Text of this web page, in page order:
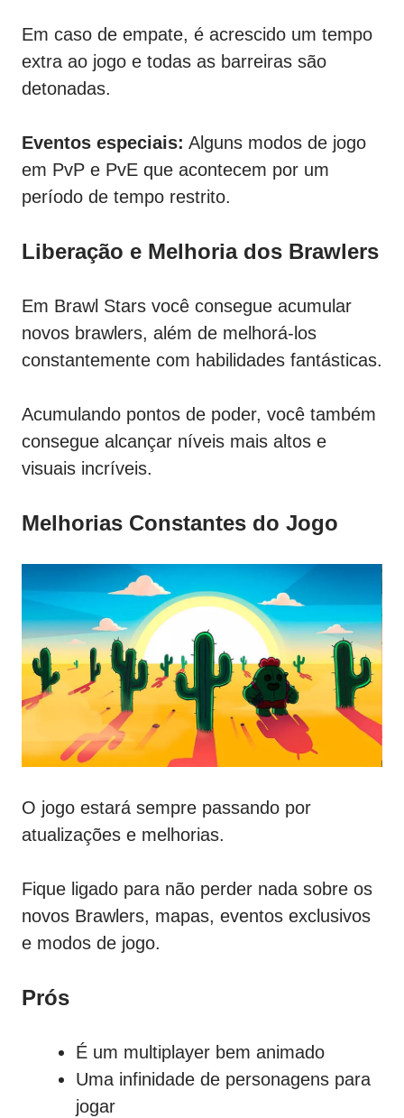
Em caso de empate, é acrescido um tempo
extra ao jogo e todas as barreiras são
detonadas.
Eventos especiais: Alguns modos de jogo
em PvP e PvE que acontecem por um
período de tempo restrito.
Liberação e Melhoria dos Brawlers
Em Brawl Stars você consegue acumular
novos brawlers, além de melhorá-los
constantemente com habilidades fantásticas.
Acumulando pontos de poder, você também
consegue alcançar níveis mais altos e
visuais incríveis.
Melhorias Constantes do Jogo
O jogo estará sempre passando por
atualizações e melhorias.
Fique ligado para não perder nada sobre os
novos Brawlers, mapas, eventos exclusivos
e modos de jogo.
Prós
É um multiplayer bem animado
Uma infinidade de personagens para
jogar